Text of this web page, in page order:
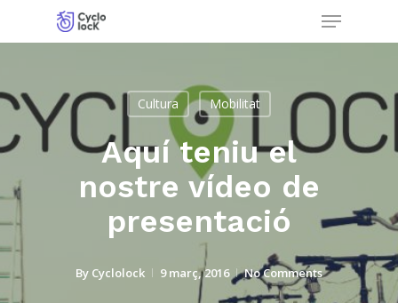
to
content
Menu
Cultura Mobilitat
Aquí teniu el
nostre vídeo de
presentació
By Cyclolock 9 març, 2016 No Comments
Menu